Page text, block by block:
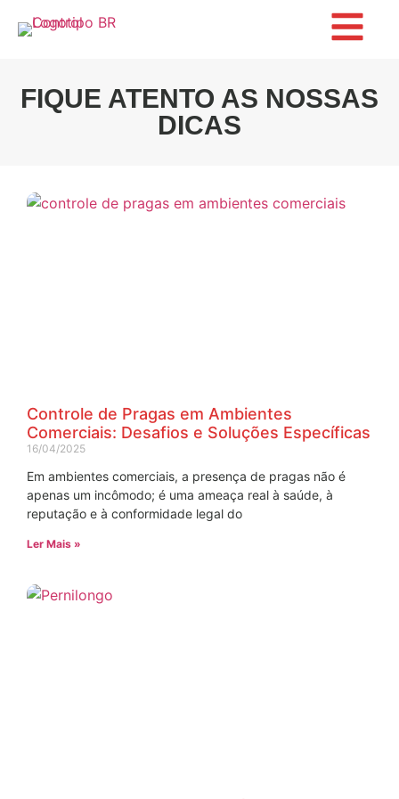
FIQUE ATENTO AS NOSSAS
DICAS
Controle de Pragas em Ambientes
Comerciais: Desafios e Soluções Específicas
16/04/2025
Em ambientes comerciais, a presença de pragas não é
apenas um incômodo; é uma ameaça real à saúde, à
reputação e à conformidade legal do
Ler Mais »